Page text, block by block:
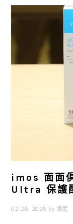
imos 面面
Ultra 保護
02 26, 2025 by 肯尼